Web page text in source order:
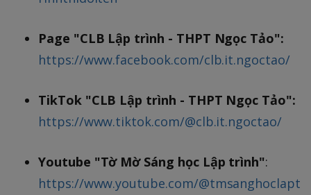
Page "CLB Lập trình - THPT Ngọc Tảo":
https://www.facebook.com/clb.it.ngoctao/
TikTok "CLB Lập trình - THPT Ngọc Tảo":
https://www.tiktok.com/@clb.it.ngoctao/
Youtube "Tờ Mờ Sáng học Lập trình":
https://www.youtube.com/@tmsanghoclapt